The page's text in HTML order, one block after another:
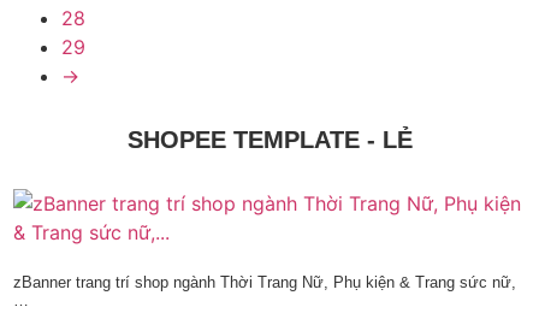
28
29
→
SHOPEE TEMPLATE - LẺ
zBanner trang trí shop ngành Thời Trang Nữ, Phụ kiện & Trang sức nữ,
…